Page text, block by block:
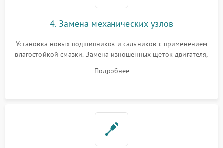
4. Замена механических узлов
Установка новых подшипников и сальников с применением
влагостойкой смазки. Замена изношенных щеток двигателя,
или поврежденной резиновой манжеты.
Подробнее